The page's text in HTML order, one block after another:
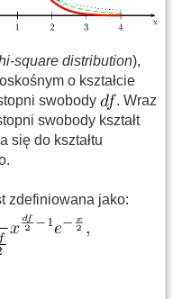
square distribution),
o kształcie
swobody
. Wraz
swobody kształt
się do kształtu
zdefiniowana jako: